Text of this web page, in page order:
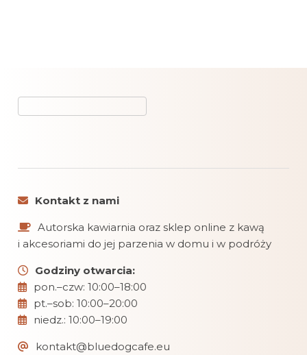
Kontakt z nami
Autorska kawiarnia oraz sklep online z kawą
i akcesoriami do jej parzenia w domu i w podróży
Godziny otwarcia:
pon.–czw: 10:00–18:00
pt.–sob: 10:00–20:00
niedz.: 10:00–19:00
kontakt@bluedogcafe.eu